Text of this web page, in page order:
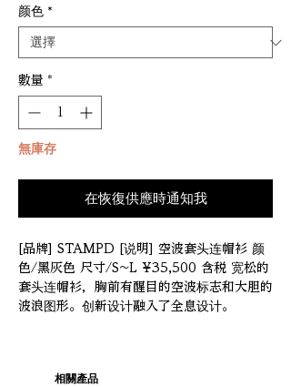
颜色 *
數量 *
無庫存
在恢復供應時通知我
[品牌] STAMPD [说明] 空波套头连帽衫 颜
色/黑灰色 尺寸/S~L ¥35,500 含税 宽松的
套头连帽衫，胸前有醒目的空波标志和大胆的
波浪图形。创新设计融入了全息设计。
相關產品